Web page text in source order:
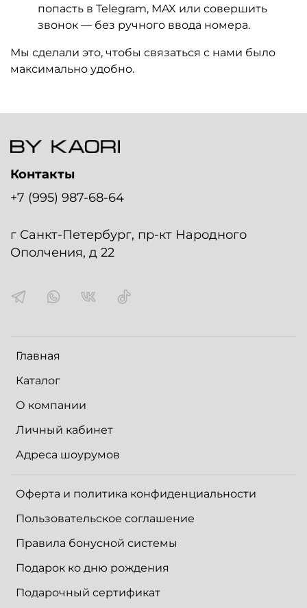
попасть в Telegram, MAX или совершить
звонок — без ручного ввода номера.
Мы сделали это, чтобы связаться с нами было
максимально удобно.
Главная
Каталог
О компании
Личный кабинет
Адреса шоурумов
Оферта и политика конфиденциальности
Пользовательское соглашение
Правила бонусной системы
Подарок ко дню рождения
Подарочный сертификат
Контакты
+7 (995) 987-68-64
г Санкт-Петербург, пр-кт Народного
Ополчения, д 22